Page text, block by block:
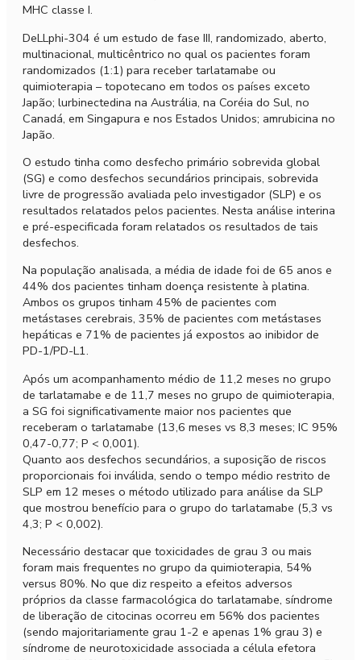
MHC classe I.
DeLLphi-304 é um estudo de fase III, randomizado, aberto,
multinacional, multicêntrico no qual os pacientes foram
randomizados (1:1) para receber tarlatamabe ou
quimioterapia – topotecano em todos os países exceto
Japão; lurbinectedina na Austrália, na Coréia do Sul, no
Canadá, em Singapura e nos Estados Unidos; amrubicina no
Japão.
O estudo tinha como desfecho primário sobrevida global
(SG) e como desfechos secundários principais, sobrevida
livre de progressão avaliada pelo investigador (SLP) e os
resultados relatados pelos pacientes. Nesta análise interina
e pré-especificada foram relatados os resultados de tais
desfechos.
Na população analisada, a média de idade foi de 65 anos e
44% dos pacientes tinham doença resistente à platina.
Ambos os grupos tinham 45% de pacientes com
metástases cerebrais, 35% de pacientes com metástases
hepáticas e 71% de pacientes já expostos ao inibidor de
PD-1/PD-L1.
Após um acompanhamento médio de 11,2 meses no grupo
de tarlatamabe e de 11,7 meses no grupo de quimioterapia,
a SG foi significativamente maior nos pacientes que
receberam o tarlatamabe (13,6 meses vs 8,3 meses; IC 95%
0,47-0,77; P < 0,001).
Quanto aos desfechos secundários, a suposição de riscos
proporcionais foi inválida, sendo o tempo médio restrito de
SLP em 12 meses o método utilizado para análise da SLP
que mostrou benefício para o grupo do tarlatamabe (5,3 vs
4,3; P < 0,002).
Necessário destacar que toxicidades de grau 3 ou mais
foram mais frequentes no grupo da quimioterapia, 54%
versus 80%. No que diz respeito a efeitos adversos
próprios da classe farmacológica do tarlatamabe, síndrome
de liberação de citocinas ocorreu em 56% dos pacientes
(sendo majoritariamente grau 1-2 e apenas 1% grau 3) e
síndrome de neurotoxicidade associada a célula efetora